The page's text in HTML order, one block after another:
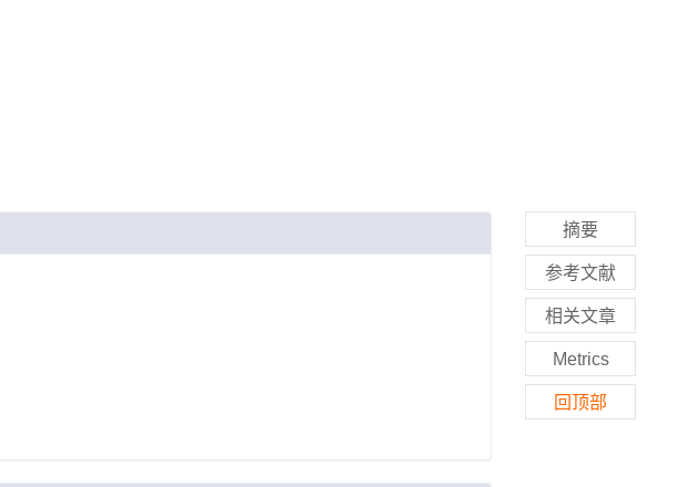
摘要
参考文献
相关文章
Metrics
回顶部